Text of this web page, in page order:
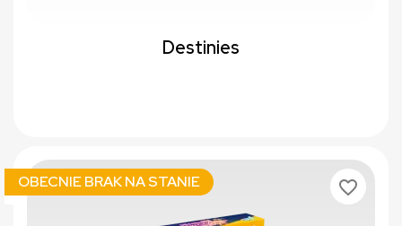
Destinies
OBECNIE BRAK NA STANIE favorite_border